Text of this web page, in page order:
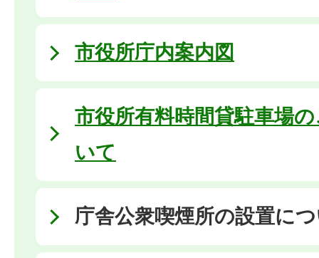
市役所庁内案内図
市役所有料時間貸駐車場
いて
庁舎公衆喫煙所の設置に